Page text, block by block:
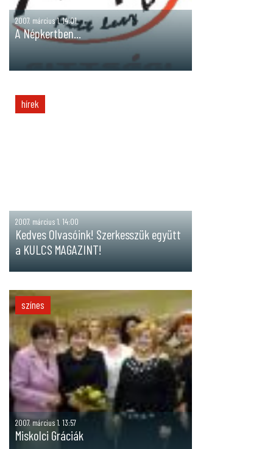
2007. március 1. 14:01
A Népkertben...
hírek
2007. március 1. 14:00
Kedves Olvasóink! Szerkesszük együtt
a KULCS MAGAZINT!
színes
2007. március 1. 13:57
Miskolci Gráciák